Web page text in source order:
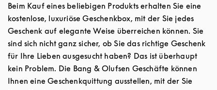
Beim Kauf eines beliebigen Produkts erhalten Sie eine
kostenlose, luxuriöse Geschenkbox, mit der Sie jedes
Geschenk auf elegante Weise überreichen können. Sie
sind sich nicht ganz sicher, ob Sie das richtige Geschenk
für Ihre Lieben ausgesucht haben? Das ist überhaupt
kein Problem. Die Bang & Olufsen Geschäfte können
Ihnen eine Geschenkquittung ausstellen, mit der Sie